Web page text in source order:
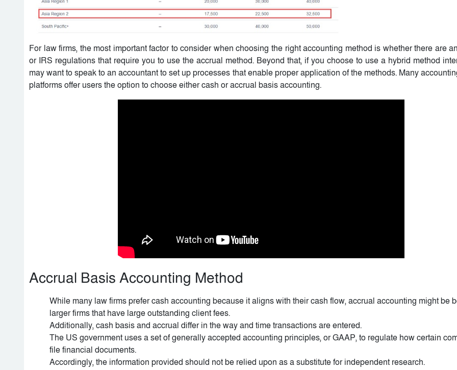
For law firms, the most important factor to consider when choosing the right accounting method is whether there are
or IRS regulations that require you to use the accrual method. Beyond that, if you choose to use a hybrid method
may want to speak to an accountant to set up processes that enable proper application of the methods. Many
platforms offer users the option to choose either cash or accrual basis accounting.
Accrual Basis Accounting Method
While many law firms prefer cash accounting because it aligns with their cash flow, accrual accounting might be
larger firms that have large outstanding client fees.
Additionally, cash basis and accrual differ in the way and time transactions are entered.
The US government uses a set of generally accepted accounting principles, or GAAP, to regulate how certain
file financial documents.
Accordingly, the information provided should not be relied upon as a substitute for independent research.